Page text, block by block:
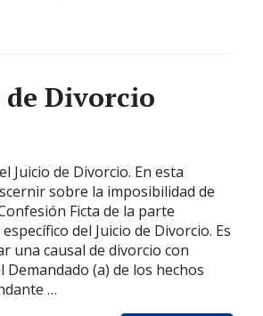
de Divorcio
Juicio de Divorcio. En esta
sobre la imposibilidad de
Ficta de la parte
del Juicio de Divorcio. Es
una causal de divorcio con
(a) de los hechos
…